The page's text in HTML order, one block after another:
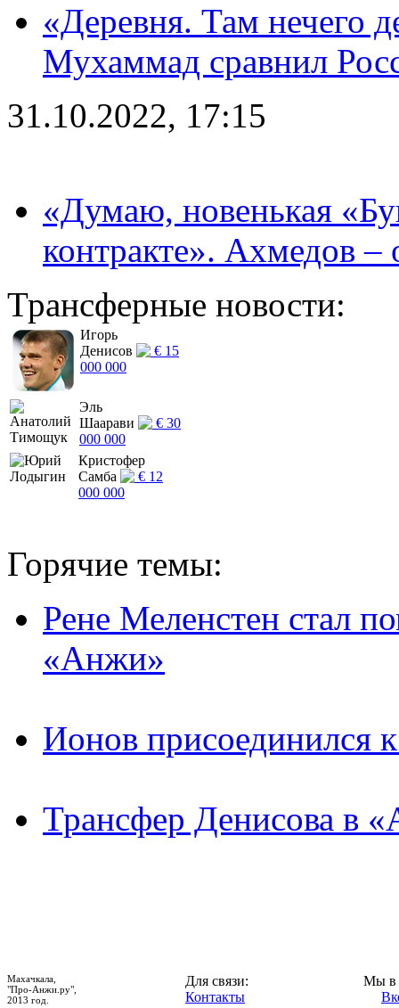
«Деревня. Там нечего
Мухаммад сравнил
31.10.2022, 17:15
«Думаю, новенькая
контракте». Ахмедов
Трансферные новости:
Игорь
Денисов
€ 15
000 000
Эль
Шаарави
€ 30
000 000
Кристофер
Самба
€ 12
000 000
Горячие темы:
Рене Меленстен стал
«Анжи»
Ионов присоединился
Трансфер Денисова в
Махачкала,
"Про-Анжи.ру",
2013 год.
Для связи:
Контакты
Мы в